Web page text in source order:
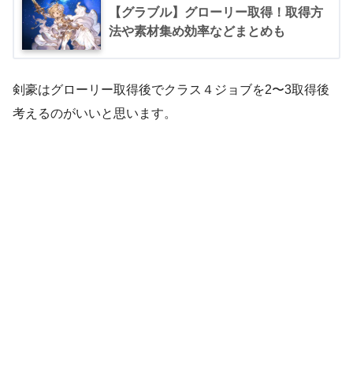
【グラブル】グローリー取得！取得方
法や素材集め効率などまとめも
剣豪はグローリー取得後でクラス４ジョブを2〜3取得後
考えるのがいいと思います。